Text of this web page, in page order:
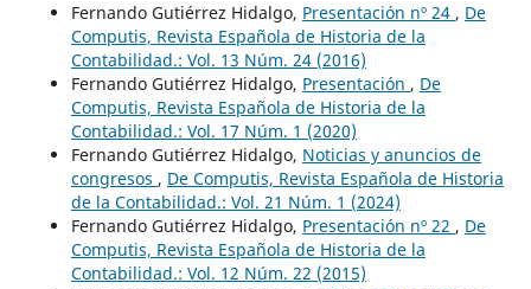
Fernando Gutiérrez Hidalgo, Presentación nº 24 , De
Computis, Revista Española de Historia de la
Contabilidad.: Vol. 13 Núm. 24 (2016)
Fernando Gutiérrez Hidalgo, Presentación , De
Computis, Revista Española de Historia de la
Contabilidad.: Vol. 17 Núm. 1 (2020)
Fernando Gutiérrez Hidalgo, Noticias y anuncios de
congresos , De Computis, Revista Española de Historia
de la Contabilidad.: Vol. 21 Núm. 1 (2024)
Fernando Gutiérrez Hidalgo, Presentación nº 22 , De
Computis, Revista Española de Historia de la
Contabilidad.: Vol. 12 Núm. 22 (2015)